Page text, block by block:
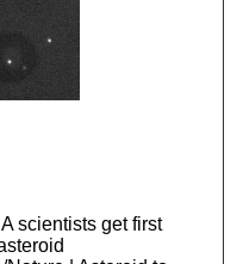
scientists get first